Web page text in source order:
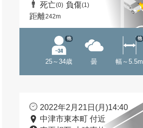
死亡(0) 負傷(1)
距離242m
25～34歳
他
曇 幅～5.5m
他
2022年2月21日(月)14:40
中津市東本町 付近